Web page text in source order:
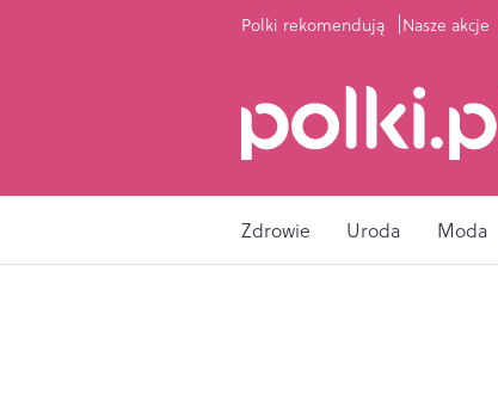
Polki rekomendują Nasze akcje
Zdrowie Uroda Moda